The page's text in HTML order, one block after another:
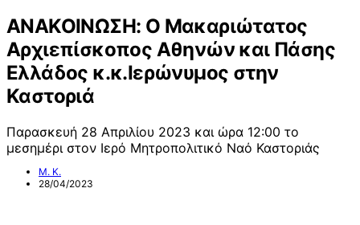
ΑΝΑΚΟΙΝΩΣΗ: Ο Μακαριώτατος
Αρχιεπίσκοπος Αθηνών και Πάσης
Ελλάδος κ.κ.Ιερώνυμος στην
Καστοριά
Παρασκευή 28 Απριλίου 2023 και ώρα 12:00 το
μεσημέρι στον Ιερό Μητροπολιτικό Ναό Καστοριάς
Μ. Κ.
28/04/2023